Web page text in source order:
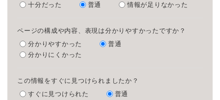
十分だった
普通 情報が足りなかった
ページの構成や内容、表現は分かりやすかったですか？
分かりやすかった
普通
分かりにくかった
この情報をすぐに見つけられましたか？
すぐに見つけられた
普通